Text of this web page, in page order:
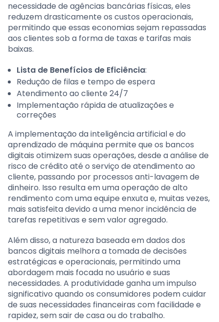
necessidade de agências bancárias físicas, eles
reduzem drasticamente os custos operacionais,
permitindo que essas economias sejam repassadas
aos clientes sob a forma de taxas e tarifas mais
baixas.
Lista de Benefícios de Eficiência:
Redução de filas e tempo de espera
Atendimento ao cliente 24/7
Implementação rápida de atualizações e
correções
A implementação da inteligência artificial e do
aprendizado de máquina permite que os bancos
digitais otimizem suas operações, desde a análise de
risco de crédito até o serviço de atendimento ao
cliente, passando por processos anti-lavagem de
dinheiro. Isso resulta em uma operação de alto
rendimento com uma equipe enxuta e, muitas vezes,
mais satisfeita devido a uma menor incidência de
tarefas repetitivas e sem valor agregado.
Além disso, a natureza baseada em dados dos
bancos digitais melhora a tomada de decisões
estratégicas e operacionais, permitindo uma
abordagem mais focada no usuário e suas
necessidades. A produtividade ganha um impulso
significativo quando os consumidores podem cuidar
de suas necessidades financeiras com facilidade e
rapidez, sem sair de casa ou do trabalho.